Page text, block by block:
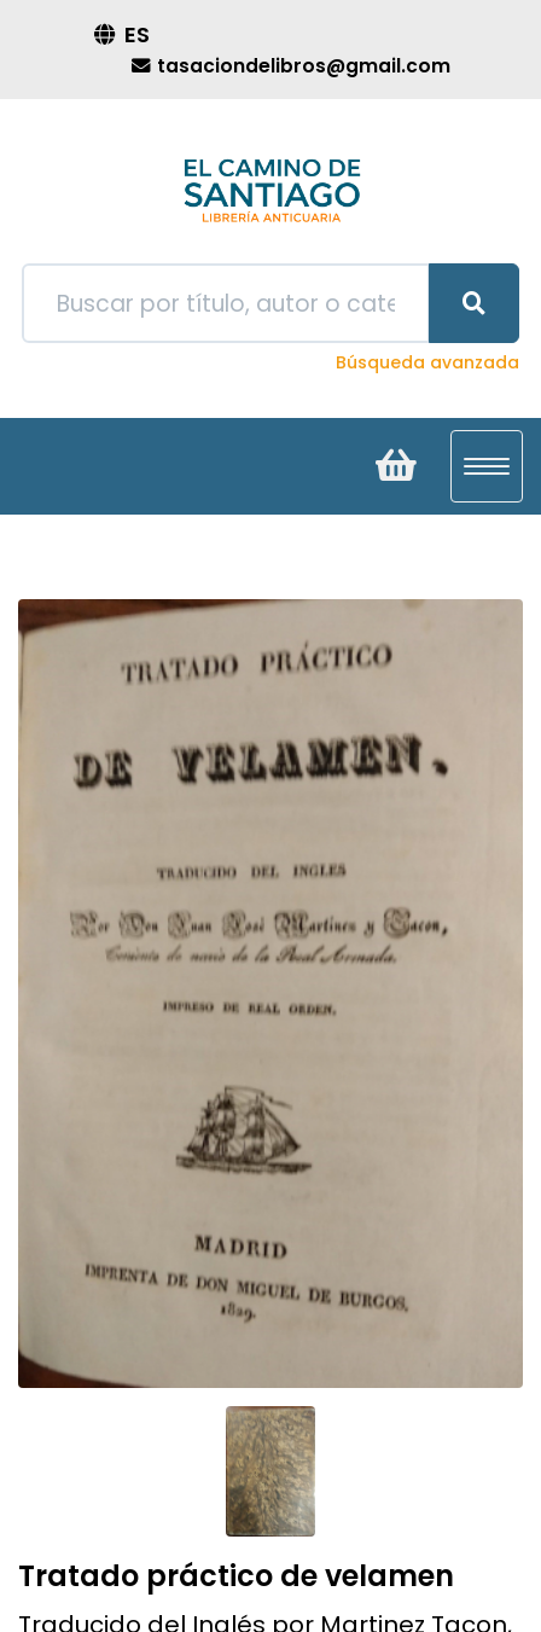
ES
tasaciondelibros@gmail.com
Búsqueda avanzada
Tratado práctico de velamen
Traducido del Inglés por Martinez Tacon,